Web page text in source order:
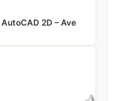
2D – Ave